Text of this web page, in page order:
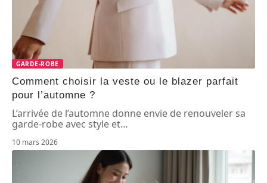
GARDE-ROBE
Comment choisir la veste ou le blazer parfait
pour l’automne ?
L’arrivée de l’automne donne envie de renouveler sa
garde-robe avec style et…
10 mars 2026